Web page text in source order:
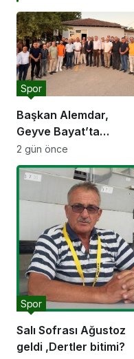
Başkan Alemdar,
Geyve Bayat’ta
hemşehrileriyle
buluştu: “Gençlik ve
spor yatırımlarını
hayata geçirmeye
devam edeceğiz”
Spor
2 gün önce
Salı Sofrası Ağustoz
geldi ,Dertler bitimi?
Spor